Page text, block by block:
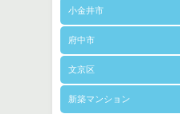
小金井市
府中市
文京区
新築マンション